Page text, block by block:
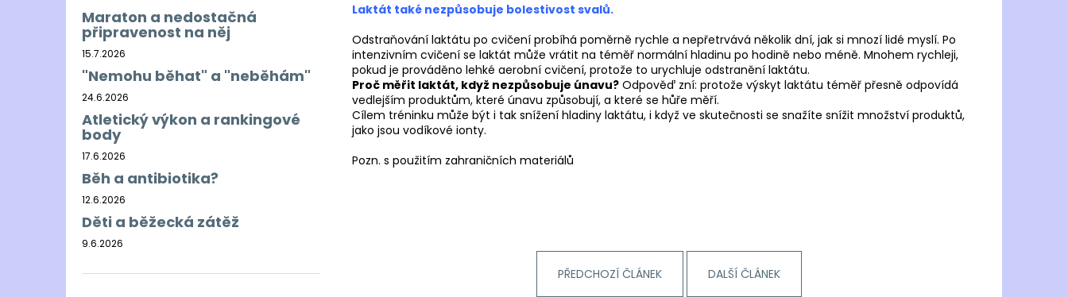
Maraton a nedostačná
připravenost na něj
15.7.2026
"Nemohu běhat" a "neběhám"
24.6.2026
Atletický výkon a rankingové
body
17.6.2026
Běh a antibiotika?
12.6.2026
Děti a běžecká zátěž
9.6.2026
Laktát také nezpůsobuje bolestivost svalů.
Odstraňování laktátu po cvičení probíhá poměrně rychle a nepřetrvává několik dní, jak si mnozí lidé myslí. Po
intenzivním cvičení se laktát může vrátit na téměř normální hladinu po hodině nebo méně. Mnohem rychleji,
pokud je prováděno lehké aerobní cvičení, protože to urychluje odstranění laktátu.
Proč měřit laktát, když nezpůsobuje únavu? Odpověď zní: protože výskyt laktátu téměř přesně odpovídá
vedlejším produktům, které únavu způsobují, a které se hůře měří.
Cílem tréninku může být i tak snížení hladiny laktátu, i když ve skutečnosti se snažíte snížit množství produktů,
jako jsou vodíkové ionty.
Pozn. s použitím zahraničních materiálů
PŘEDCHOZÍ ČLÁNEK DALŠÍ ČLÁNEK